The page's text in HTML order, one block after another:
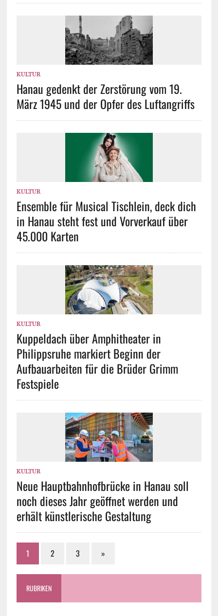
KULTUR
Hanau gedenkt der Zerstörung vom 19.
März 1945 und der Opfer des Luftangriffs
KULTUR
Ensemble für Musical Tischlein, deck dich
in Hanau steht fest und Vorverkauf über
45.000 Karten
KULTUR
Kuppeldach über Amphitheater in
Philippsruhe markiert Beginn der
Aufbauarbeiten für die Brüder Grimm
Festspiele
KULTUR
Neue Hauptbahnhofbrücke in Hanau soll
noch dieses Jahr geöffnet werden und
erhält künstlerische Gestaltung
1 2 3 »
RUBRIKEN